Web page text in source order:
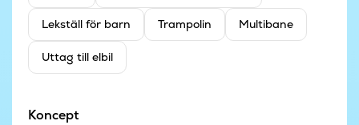
Lekställ för barn Trampolin Multibane
Uttag till elbil
Koncept